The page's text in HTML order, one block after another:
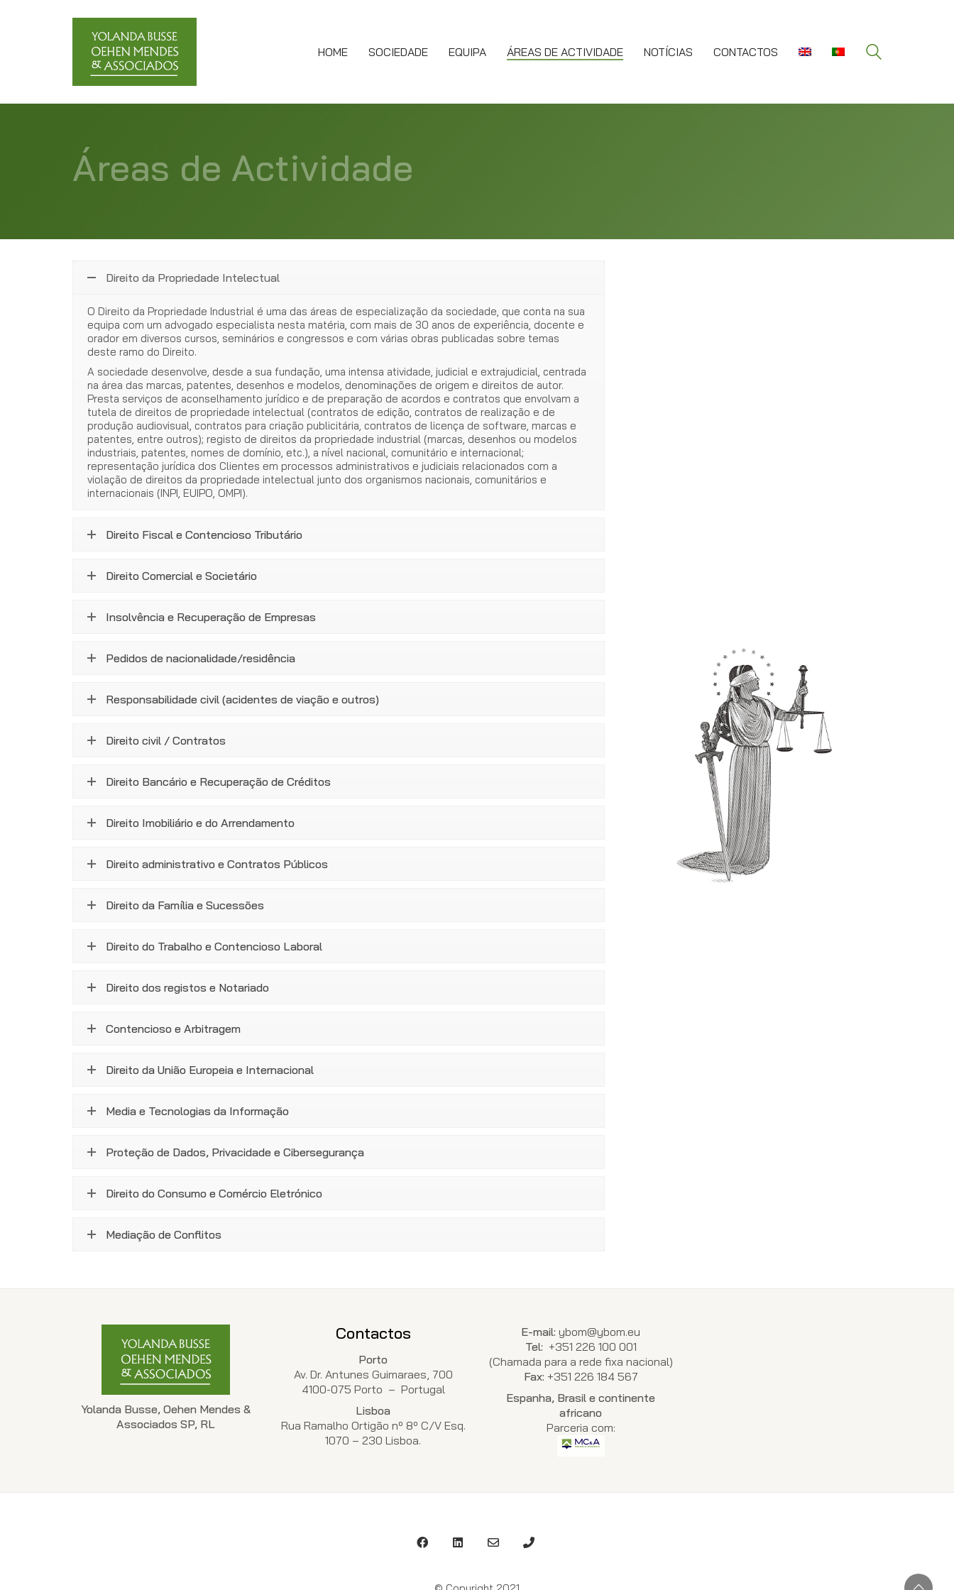
HOME SOCIEDADE EQUIPA ÁREAS DE ACTIVIDADE NOTÍCIAS CONTACTOS
Áreas de Actividade
Direito da Propriedade Intelectual
O Direito da Propriedade Industrial é uma das áreas de especialização da sociedade, que conta na sua
equipa com um advogado especialista nesta matéria, com mais de 30 anos de experiência, docente e
orador em diversos cursos, seminários e congressos e com várias obras publicadas sobre temas
deste ramo do Direito.
A sociedade desenvolve, desde a sua fundação, uma intensa atividade, judicial e extrajudicial, centrada
na área das marcas, patentes, desenhos e modelos, denominações de origem e direitos de autor.
Presta serviços de aconselhamento jurídico e de preparação de acordos e contratos que envolvam a
tutela de direitos de propriedade intelectual (contratos de edição, contratos de realização e de
produção audiovisual, contratos para criação publicitária, contratos de licença de software, marcas e
patentes, entre outros); registo de direitos da propriedade industrial (marcas, desenhos ou modelos
industriais, patentes, nomes de domínio, etc.), a nível nacional, comunitário e internacional;
representação jurídica dos Clientes em processos administrativos e judiciais relacionados com a
violação de direitos da propriedade intelectual junto dos organismos nacionais, comunitários e
internacionais (INPI, EUIPO, OMPI).
Direito Fiscal e Contencioso Tributário
Direito Comercial e Societário
Insolvência e Recuperação de Empresas
Pedidos de nacionalidade/residência
Responsabilidade civil (acidentes de viação e outros)
Direito civil / Contratos
Direito Bancário e Recuperação de Créditos
Direito Imobiliário e do Arrendamento
Direito administrativo e Contratos Públicos
Direito da Família e Sucessões
Direito do Trabalho e Contencioso Laboral
Direito dos registos e Notariado
Contencioso e Arbitragem
Direito da União Europeia e Internacional
Media e Tecnologias da Informação
Proteção de Dados, Privacidade e Cibersegurança
Direito do Consumo e Comércio Eletrónico
Mediação de Conflitos
Yolanda Busse, Oehen Mendes &
Associados SP, RL
Contactos
Porto
Av. Dr. Antunes Guimaraes, 700
4100-075 Porto – Portugal
Lisboa
Rua Ramalho Ortigão nº 8º C/V Esq.
1070 – 230 Lisboa.
E-mail: ybom@ybom.eu
Tel: +351 226 100 001
(Chamada para a rede fixa nacional)
Fax: +351 226 184 567
Espanha, Brasil e continente
africano
Parceria com: